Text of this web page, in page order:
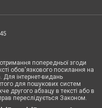
попередньої згоди
обов'язкового посилання на
Для інтернет-видань
для пошукових систем
другого абзацу в тексті або в
переслідується Законом.